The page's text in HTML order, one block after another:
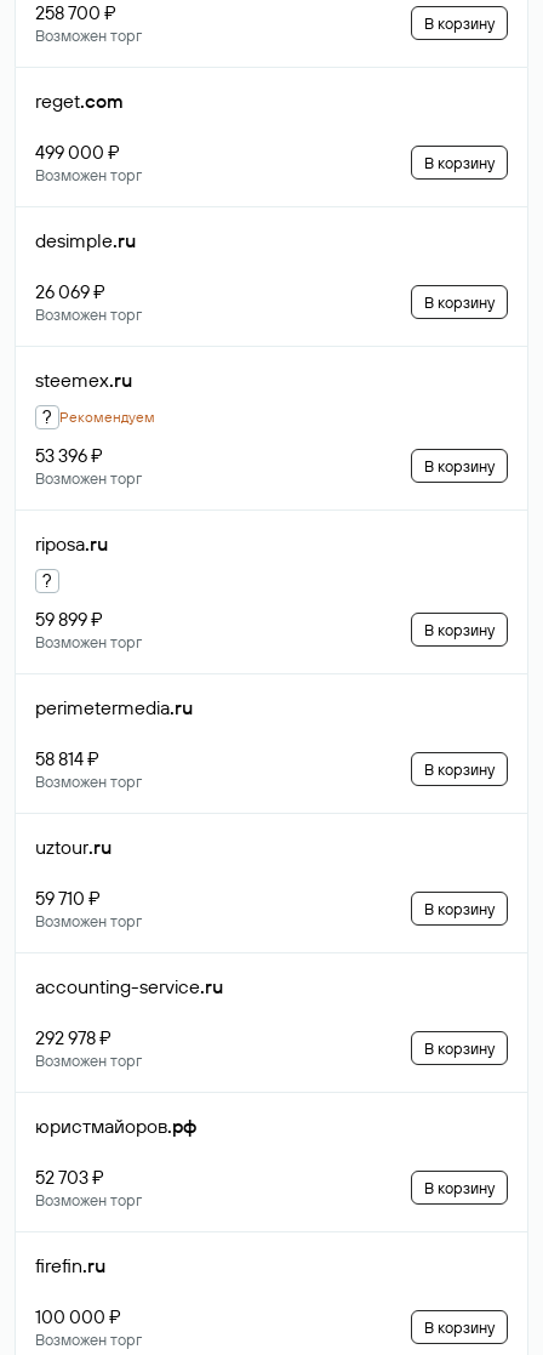
258 700 ₽
Возможен торг
В корзину
reget.com
499 000 ₽
Возможен торг
В корзину
desimple.ru
26 069 ₽
Возможен торг
В корзину
steemex.ru
? Рекомендуем
53 396 ₽
Возможен торг
В корзину
riposa.ru
?
59 899 ₽
Возможен торг
В корзину
perimetermedia.ru
58 814 ₽
Возможен торг
В корзину
uztour.ru
59 710 ₽
Возможен торг
В корзину
accounting-service.ru
292 978 ₽
Возможен торг
В корзину
юристмайоров.рф
52 703 ₽
Возможен торг
В корзину
firefin.ru
100 000 ₽
Возможен торг
В корзину